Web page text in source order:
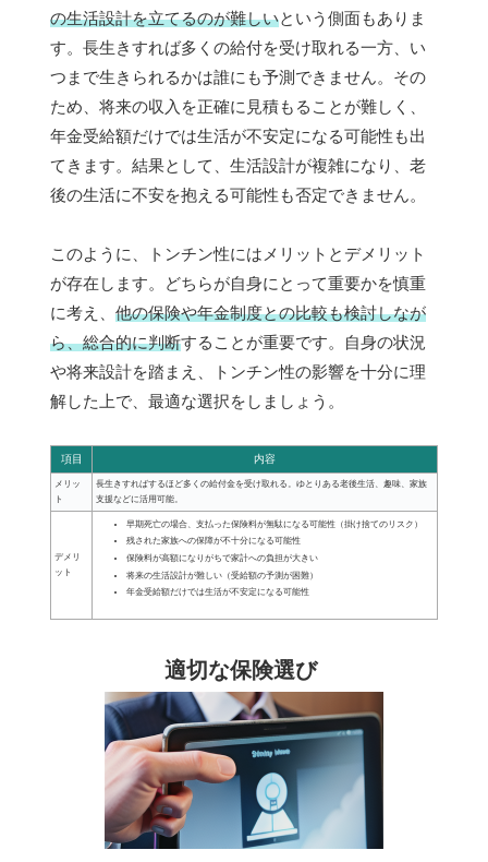
の生活設計を立てるのが難しいという側面もありま
す。長生きすれば多くの給付を受け取れる一方、い
つまで生きられるかは誰にも予測できません。その
ため、将来の収入を正確に見積もることが難しく、
年金受給額だけでは生活が不安定になる可能性も出
てきます。結果として、生活設計が複雑になり、老
後の生活に不安を抱える可能性も否定できません。
このように、トンチン性にはメリットとデメリット
が存在します。どちらが自身にとって重要かを慎重
に考え、 他の保険や年金制度との比較も検討しなが
ら、総合的に判断することが重要です。自身の状況
や将来設計を踏まえ、トンチン性の影響を十分に理
解した上で、最適な選択をしましょう。
項目 内容
メリッ
ト
長生きすればするほど多くの給付金を受け取れる。ゆとりある老後生活、趣味、家族
支援などに活用可能。
デメリ
ット
早期死亡の場合、支払った保険料が無駄になる可能性（掛け捨てのリスク）
残された家族への保障が不十分になる可能性
保険料が高額になりがちで家計への負担が大きい
将来の生活設計が難しい（受給額の予測が困難）
年金受給額だけでは生活が不安定になる可能性
適切な保険選び